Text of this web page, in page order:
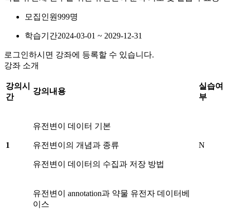
모집인원999명
학습기간2024-03-01 ~ 2029-12-31
로그인하시면 강좌에 등록할 수 있습니다.
강좌 소개
강의시
간
강의내용
실습여
부
1
유전변이 데이터 기본
유전변이의 개념과 종류
유전변이 데이터의 수집과 저장 방법
N
유전변이 annotation과 약물 유전자 데이터베
이스